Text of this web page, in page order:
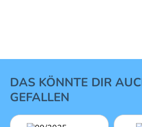
1 von 16
DAS KÖNNTE DIR
GEFALLEN